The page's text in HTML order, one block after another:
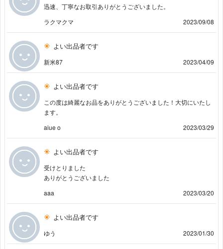
迅速、丁寧なお取引ありがとうございました。
ラクマクマ
2023/09/08
よい出品者です
新米87 2023/04/09
よい出品者です
この度は綺麗なお品をありがとうございました！大切にいたし
ます。
aiue o
2023/03/29
よい出品者です
受けとりました
ありがとうございました
aaa
2023/03/20
よい出品者です
ゆう 2023/01/30